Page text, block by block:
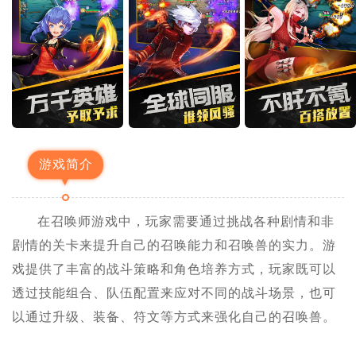
游戏简介
在召唤师游戏中，玩家需要通过挑战各种剧情和非
剧情的关卡来提升自己的召唤能力和召唤兽的实力。游
戏提供了丰富的战斗策略和角色培养方式，玩家既可以
透过技能组合、队伍配置来应对不同的战斗场景，也可
以通过升级、装备、符文等方式来强化自己的召唤兽。